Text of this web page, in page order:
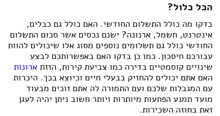
הכל כלול?
בדקו מה כולל התשלום החודשי. האם כולל גם כבלים,
אינטרנט, חשמל, ארנונה? ישנם נכסים אשר סכום התשלום
החודשי כולל גם תשלומים נוספים מסוג אלו שיכולים להוות
עבורכם חיסכון. כמו כן בדקו האם באפשרותכם לבצע
שינויים קוסמטיים בדירה כמו צביעת קירות, הזזת ארונות
האם אתם יכולים להחזיק בבעלי חיים וכיוצא בכך. היכרות
עם המגבלות שלכם ועם התמורה לה אתם זוכים מבעוד
מועד תמנע הפתעות מיותרות ויותר חשוב ניתן יהיה לעגן
זאת בחוזה השכירות.